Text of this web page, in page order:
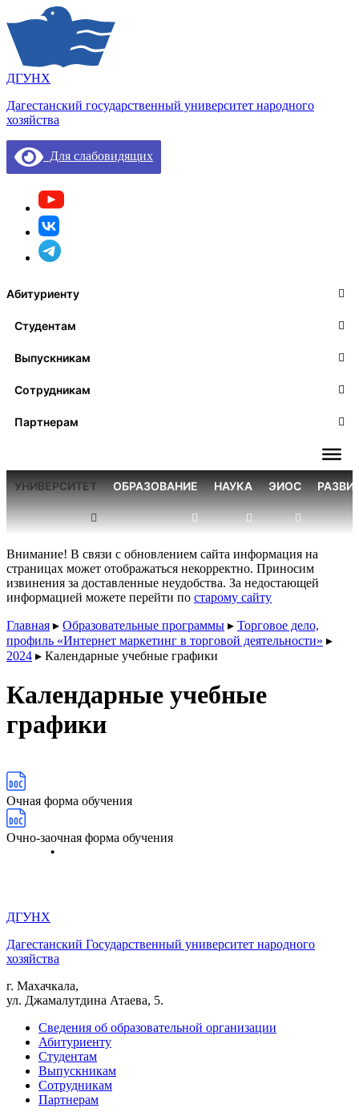
ДГУНХ
Дагестанский государственный университет народного
хозяйства
Для слабовидящих
Абитуриенту
Студентам
Выпускникам
Сотрудникам
Партнерам
УНИВЕРСИТЕТ ОБРАЗОВАНИЕ НАУКА ЭИОС
Внимание! В связи с обновлением сайта информация на
страницах может отображаться некорректно. Приносим
извинения за доставленные неудобства. За недостающей
информацией можете перейти по старому сайту
Главная ▸ Образовательные программы ▸ Торговое дело,
профиль «Интернет маркетинг в торговой деятельности» ▸
2024 ▸ Календарные учебные графики
Календарные учебные
графики
Очная форма обучения
Очно-заочная форма обучения
ДГУНХ
Дагестанский Государственный университет народного
хозяйства
г. Махачкала,
ул. Джамалутдина Атаева, 5.
Сведения об образовательной организации
Абитуриенту
Студентам
Выпускникам
Сотрудникам
Партнерам